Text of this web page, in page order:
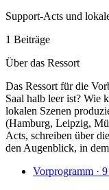
Support-Acts und
1 Beiträge
Über das Ressort
Das Ressort für die
Saal halb leer ist? Wie
lokalen Szenen
(Hamburg, Leipzig,
Acts, schreiben über
den Augenblick, in
Vorprogramm ·